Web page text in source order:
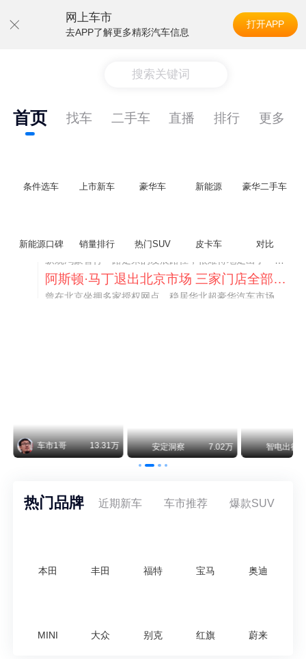
网上车市
去APP了解更多精彩汽车信息
打开APP
搜索关键词
首页 找车 二手车 直播 排行 更多
条件选车 上市新车 豪华车 新能源 豪华二手车
新能源口碑 销量排行 热门SUV 皮卡车 对比
车市1哥 13.31万 安定洞察 7.02万 智电出行
热门品牌 近期新车 车市推荐 爆款SUV
本田 丰田 福特 宝马 奥迪
MINI 大众 别克 红旗 蔚来